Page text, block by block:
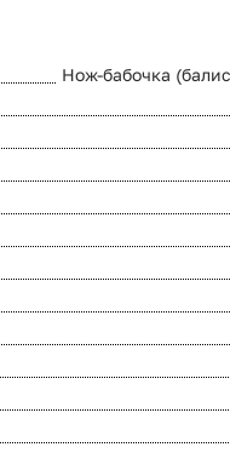
Нож-бабочка